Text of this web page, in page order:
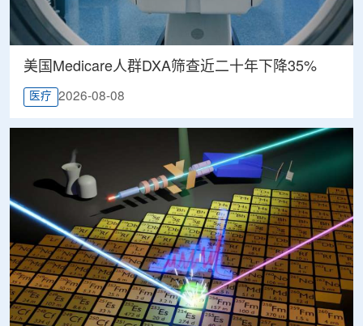
美国Medicare人群DXA筛查近二十年下降35%
医疗 2026-08-08